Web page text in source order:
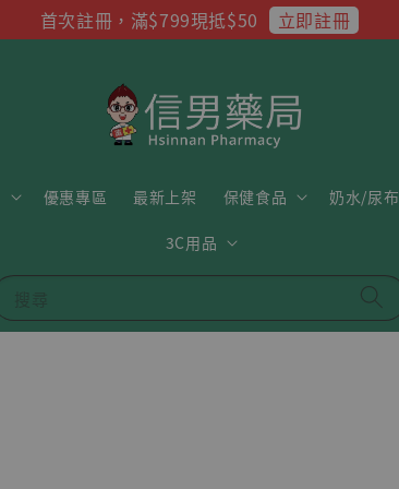
首次註冊，滿$799現抵$50 立即註冊
優惠專區 最新上架 保健食品 奶水/尿布
3C用品